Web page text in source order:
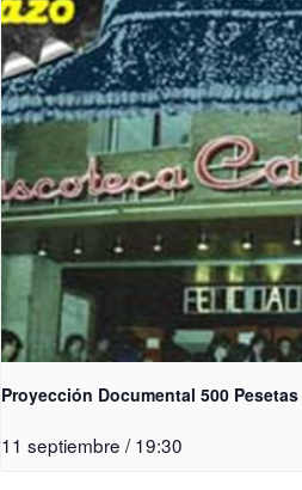
Proyección Documental 500
11 septiembre / 19:30